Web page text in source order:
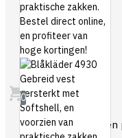
0
U heeft nog geen